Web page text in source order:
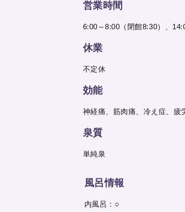
営業時間
6:00～8:00（閉館8:30）、
休業
不定休
効能
神経痛、筋肉痛、冷え症、疲
泉質
単純泉
風呂情報
内風呂：○